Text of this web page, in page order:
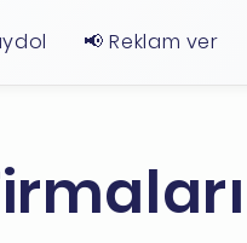
📢 Reklam ver